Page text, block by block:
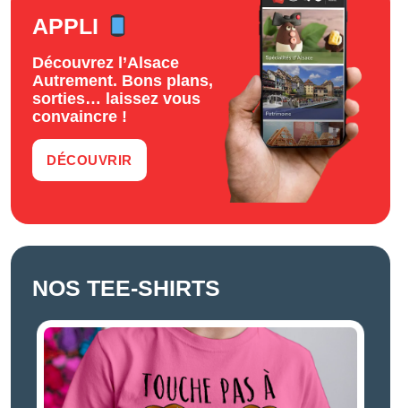
APPLI
Découvrez l’Alsace
Autrement. Bons plans,
sorties… laissez vous
convaincre !
DÉCOUVRIR
NOS TEE-SHIRTS